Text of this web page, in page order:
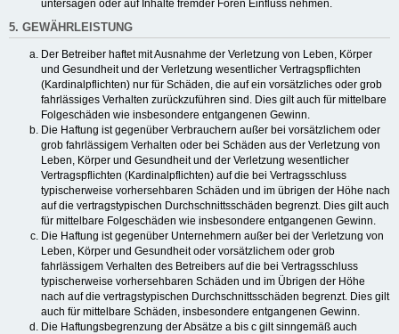
untersagen oder auf Inhalte fremder Foren Einfluss nehmen.
5. GEWÄHRLEISTUNG
Der Betreiber haftet mit Ausnahme der Verletzung von Leben, Körper
und Gesundheit und der Verletzung wesentlicher Vertragspflichten
(Kardinalpflichten) nur für Schäden, die auf ein vorsätzliches oder grob
fahrlässiges Verhalten zurückzuführen sind. Dies gilt auch für mittelbare
Folgeschäden wie insbesondere entgangenen Gewinn.
Die Haftung ist gegenüber Verbrauchern außer bei vorsätzlichem oder
grob fahrlässigem Verhalten oder bei Schäden aus der Verletzung von
Leben, Körper und Gesundheit und der Verletzung wesentlicher
Vertragspflichten (Kardinalpflichten) auf die bei Vertragsschluss
typischerweise vorhersehbaren Schäden und im übrigen der Höhe nach
auf die vertragstypischen Durchschnittsschäden begrenzt. Dies gilt auch
für mittelbare Folgeschäden wie insbesondere entgangenen Gewinn.
Die Haftung ist gegenüber Unternehmern außer bei der Verletzung von
Leben, Körper und Gesundheit oder vorsätzlichem oder grob
fahrlässigem Verhalten des Betreibers auf die bei Vertragsschluss
typischerweise vorhersehbaren Schäden und im Übrigen der Höhe
nach auf die vertragstypischen Durchschnittsschäden begrenzt. Dies gilt
auch für mittelbare Schäden, insbesondere entgangenen Gewinn.
Die Haftungsbegrenzung der Absätze a bis c gilt sinngemäß auch